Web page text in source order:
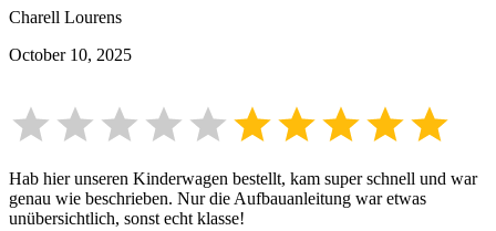
Charell Lourens
October 10, 2025
Hab hier unseren Kinderwagen bestellt, kam super schnell und war
genau wie beschrieben. Nur die Aufbauanleitung war etwas
unübersichtlich, sonst echt klasse!